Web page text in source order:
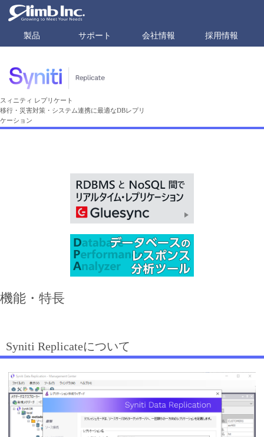
製品 サポート 会社情報 採用情報
スィニティ レプリケート
移行・災害対策・システム連携に最適なDBレプリ
ケーション
機能・特長
Syniti Replicateについて